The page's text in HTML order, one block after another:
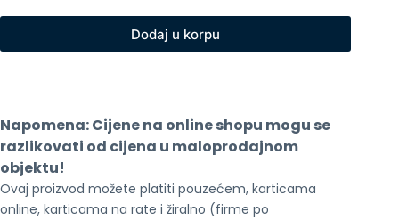
Dodaj u korpu
Napomena: Cijene na online shopu mogu se
razlikovati od cijena u maloprodajnom
objektu!
Ovaj proizvod možete platiti pouzećem, karticama
online, karticama na rate i žiralno (firme po